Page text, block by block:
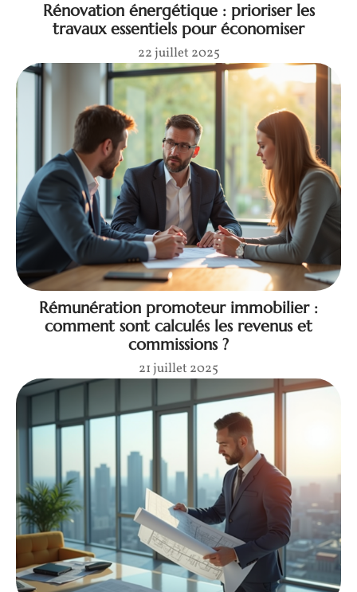
Rénovation énergétique : prioriser les
travaux essentiels pour économiser
22 juillet 2025
Rémunération promoteur immobilier :
comment sont calculés les revenus et
commissions ?
21 juillet 2025